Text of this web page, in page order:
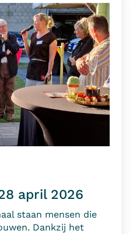
april 2026
staan mensen die
Dankzij het